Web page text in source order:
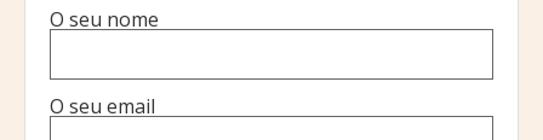
O seu nome
O seu email